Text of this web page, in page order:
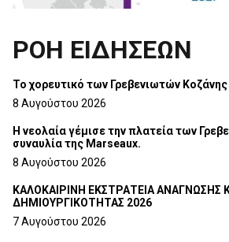
ΡΟΗ ΕΙΔΗΣΕΩΝ
Το χορευτικό των Γρεβενιωτών
8 Αυγούστου 2026
Η νεολαία γέμισε την πλατεία των
συναυλία της Marseaux.
8 Αυγούστου 2026
ΚΑΛΟΚΑΙΡΙΝΗ ΕΚΣΤΡΑΤΕΙΑ ΑΝΑΓΝΩΣΗΣ
ΔΗΜΙΟΥΡΓΙΚΟΤΗΤΑΣ 2026
7 Αυγούστου 2026